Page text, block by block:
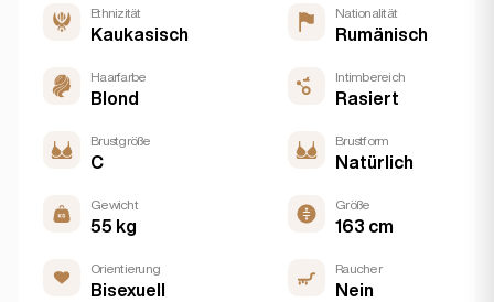
Ethnizität
Kaukasisch
Nationalität
Rumänisch
Haarfarbe
Blond
Intimbereich
Rasiert
Brustgröße
C
Brustform
Natürlich
Gewicht
55 kg
Größe
163 cm
Orientierung
Bisexuell
Raucher
Nein